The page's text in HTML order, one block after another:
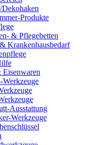
Produkte
& Pflegebetten
Krankenhausbedarf
Eisenwaren
Werkzeuge
Ausstattung
Werkzeuge